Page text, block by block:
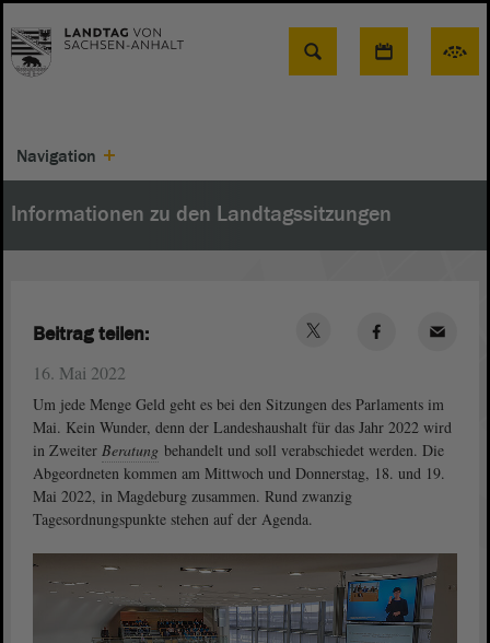
Suche
Navigation
Informationen zu den Landtagssitzungen
16. Mai 2022
Um jede Menge Geld geht es bei den Sitzungen des Parlaments im
Mai. Kein Wunder, denn der Landeshaushalt für das Jahr 2022 wird
in Zweiter Beratung behandelt und soll verabschiedet werden. Die
Abgeordneten kommen am Mittwoch und Donnerstag, 18. und 19.
Mai 2022, in Magdeburg zusammen. Rund zwanzig
Tagesordnungspunkte stehen auf der Agenda.
Beitrag teilen: